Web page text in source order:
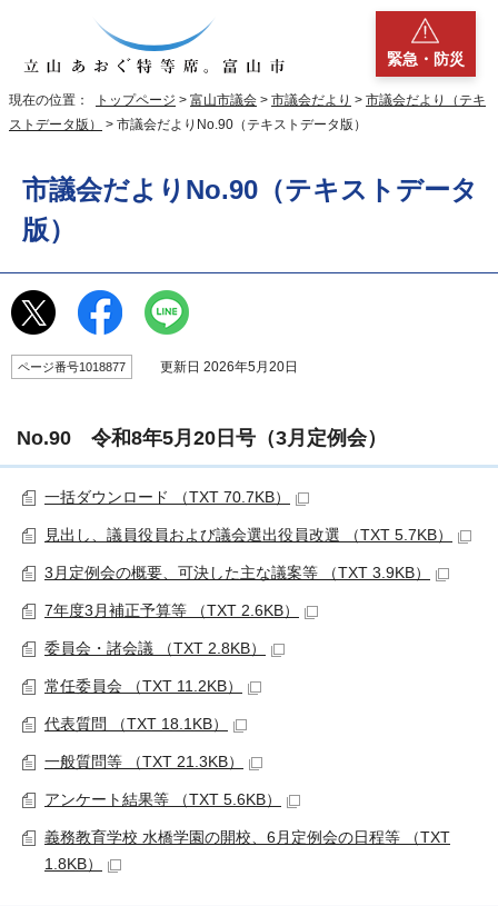
緊急・防災
現在の位置： トップページ > 富山市議会 > 市議会だより > 市議会だより（テキ
ストデータ版）
> 市議会だよりNo.90（テキストデータ版）
市議会だよりNo.90（テキストデータ
版）
ページ番号1018877 更新日 2026年5月20日
No.90 令和8年5月20日号（3月定例会）
一括ダウンロード （TXT 70.7KB）
見出し、議員役員および議会選出役員改選 （TXT 5.7KB）
3月定例会の概要、可決した主な議案等 （TXT 3.9KB）
7年度3月補正予算等 （TXT 2.6KB）
委員会・諸会議 （TXT 2.8KB）
常任委員会 （TXT 11.2KB）
代表質問 （TXT 18.1KB）
一般質問等 （TXT 21.3KB）
アンケート結果等 （TXT 5.6KB）
義務教育学校 水橋学園の開校、6月定例会の日程等 （TXT
1.8KB）